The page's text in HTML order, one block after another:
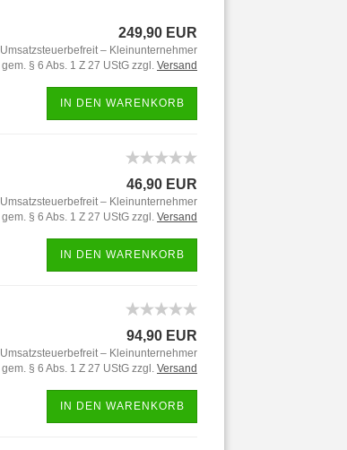
249,90 EUR
Umsatzsteuerbefreit – Kleinunternehmer
gem. § 6 Abs. 1 Z 27 UStG zzgl. Versand
IN DEN WARENKORB
46,90 EUR
Umsatzsteuerbefreit – Kleinunternehmer
gem. § 6 Abs. 1 Z 27 UStG zzgl. Versand
IN DEN WARENKORB
94,90 EUR
Umsatzsteuerbefreit – Kleinunternehmer
gem. § 6 Abs. 1 Z 27 UStG zzgl. Versand
IN DEN WARENKORB